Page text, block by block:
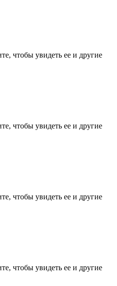
чтобы увидеть ее и другие
чтобы увидеть ее и другие
чтобы увидеть ее и другие
чтобы увидеть ее и другие